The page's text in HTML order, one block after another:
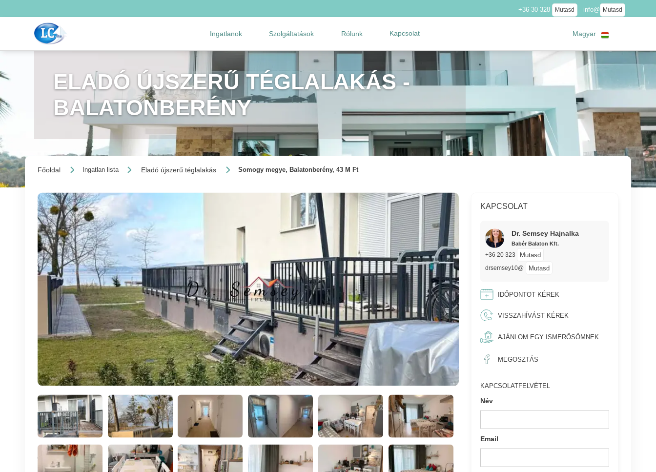
+36-30-328- Mutasd info@ Mutasd
Ingatlanok Szolgáltatások Rólunk Kapcsolat Magyar
ELADÓ ÚJSZERŰ TÉGLALAKÁS -
BALATONBERÉNY
Főoldal Ingatlan lista Eladó újszerű téglalakás Somogy megye, Balatonberény, 43 M Ft
KAPCSOLAT
Dr. Semsey Hajnalka
Babér Balaton Kft.
+36 20 323 Mutasd
drsemsey10@ Mutasd
IDŐPONTOT KÉREK
VISSZAHÍVÁST KÉREK
AJÁNLOM EGY ISMERŐSÖMNEK
MEGOSZTÁS
KAPCSOLATFELVÉTEL
Név
Email